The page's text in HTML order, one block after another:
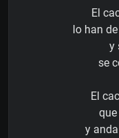
El
lo han
y
se
El
y